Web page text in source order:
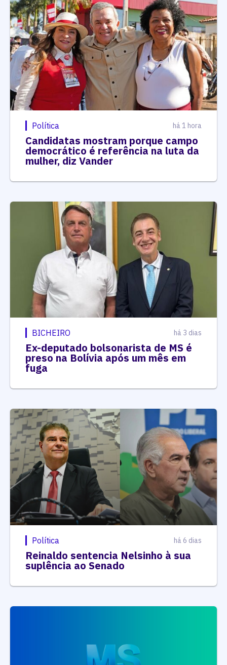
Política há 1 hora
Candidatas mostram porque campo
democrático é referência na luta da
mulher, diz Vander
BICHEIRO há 3 dias
Ex-deputado bolsonarista de MS é
preso na Bolívia após um mês em
fuga
Política há 6 dias
Reinaldo sentencia Nelsinho à sua
suplência ao Senado